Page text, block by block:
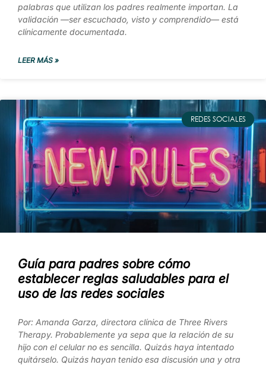
palabras que utilizan los padres realmente importan. La
validación —ser escuchado, visto y comprendido— está
clínicamente documentada.
LEER MÁS »
REDES SOCIALES
Guía para padres sobre cómo
establecer reglas saludables para el
uso de las redes sociales
Por: Amanda Garza, directora clínica de Three Rivers
Therapy. Probablemente ya sepa que la relación de su
hijo con el celular no es sencilla. Quizás haya intentado
quitárselo. Quizás hayan tenido esa discusión una y otra